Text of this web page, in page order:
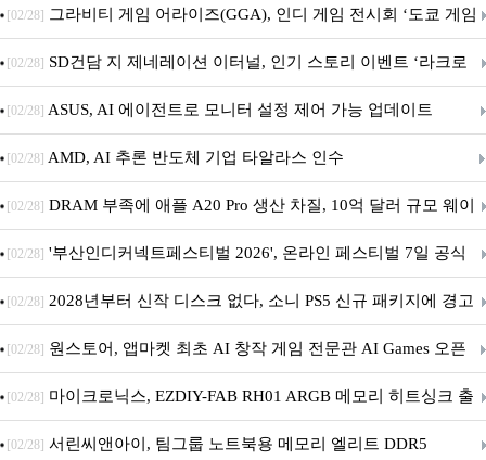
내 정식 출시
[02/28] 그라비티 게임 어라이즈(GGA), 인디 게임 전시회 ‘도쿄 게임
던전 13’ 참가!
[02/28] SD건담 지 제네레이션 이터널, 인기 스토리 이벤트 ‘라크로
아의 용사’ 재개최 및 풍성한 기념 이벤트 실시!
[02/28] ASUS, AI 에이전트로 모니터 설정 제어 가능 업데이트
[02/28] AMD, AI 추론 반도체 기업 타알라스 인수
[02/28] DRAM 부족에 애플 A20 Pro 생산 차질, 10억 달러 규모 웨이
퍼 대기
[02/28] '부산인디커넥트페스티벌 2026', 온라인 페스티벌 7일 공식
개막... 22일간 진행
[02/28] 2028년부터 신작 디스크 없다, 소니 PS5 신규 패키지에 경고
문 추가
[02/28] 원스토어, 앱마켓 최초 AI 창작 게임 전문관 AI Games 오픈
[02/28] 마이크로닉스, EZDIY-FAB RH01 ARGB 메모리 히트싱크 출
시
[02/28] 서린씨앤아이, 팀그룹 노트북용 메모리 엘리트 DDR5